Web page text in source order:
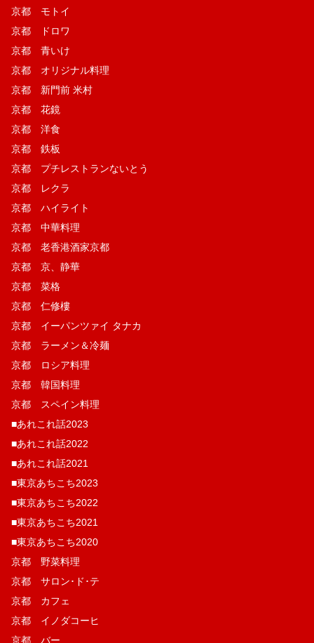
京都 モトイ
京都 ドロワ
京都 青いけ
京都 オリジナル料理
京都 新門前 米村
京都 花鏡
京都 洋食
京都 鉄板
京都 プチレストランないとう
京都 レクラ
京都 ハイライト
京都 中華料理
京都 老香港酒家京都
京都 京、静華
京都 菜格
京都 仁修樓
京都 イーパンツァイ タナカ
京都 ラーメン＆冷麺
京都 ロシア料理
京都 韓国料理
京都 スペイン料理
■あれこれ話2023
■あれこれ話2022
■あれこれ話2021
■東京あちこち2023
■東京あちこち2022
■東京あちこち2021
■東京あちこち2020
京都 野菜料理
京都 サロン･ド･テ
京都 カフェ
京都 イノダコーヒ
京都 バー